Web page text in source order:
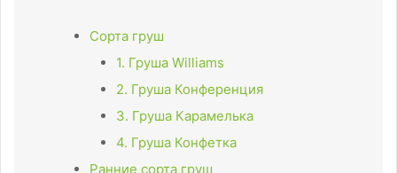
Сорта груш
1. Груша Williams
2. Груша Конференция
3. Груша Карамелька
4. Груша Конфетка
Ранние сорта груш